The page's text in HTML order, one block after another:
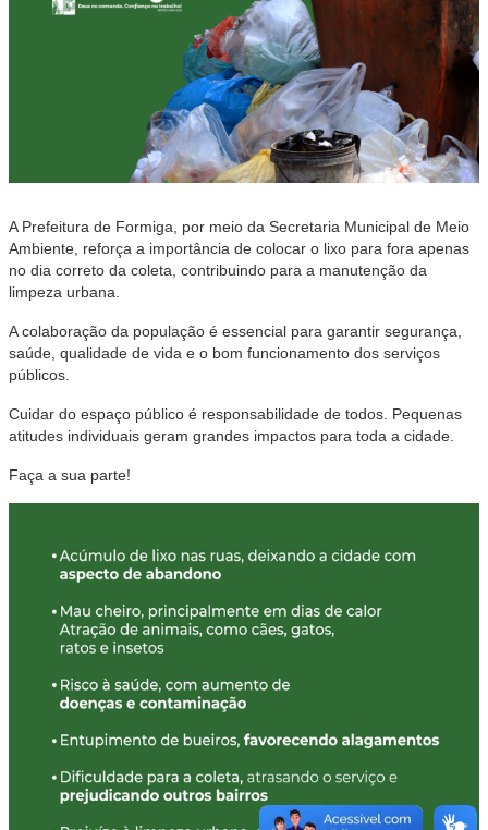
A Prefeitura de Formiga, por meio da Secretaria Municipal de Meio
Ambiente, reforça a importância de colocar o lixo para fora apenas
no dia correto da coleta, contribuindo para a manutenção da
limpeza urbana.
A colaboração da população é essencial para garantir segurança,
saúde, qualidade de vida e o bom funcionamento dos serviços
públicos.
Cuidar do espaço público é responsabilidade de todos. Pequenas
atitudes individuais geram grandes impactos para toda a cidade.
Faça a sua parte!